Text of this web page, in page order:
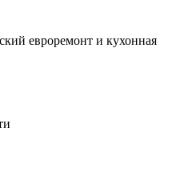
евроремонт и кухонная